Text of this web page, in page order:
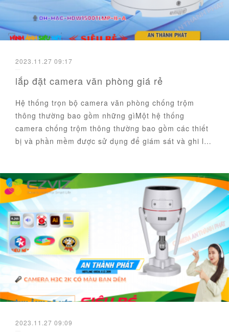
2023.11.27 09:17
lắp đặt camera văn phòng giá rẻ
Hệ thống trọn bộ camera văn phòng chống trộm
thông thường bao gồm những gìMột hệ thống
camera chống trộm thông thường bao gồm các thiết
bị và phần mềm được sử dụng để giám sát và ghi l…
2023.11.27 09:09